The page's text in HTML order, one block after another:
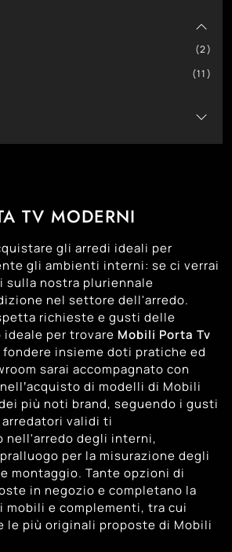
1
7
2
11
6
9
TV MODERNI
gli arredi ideali per
gli ambienti interni: se ci verrai
sulla nostra pluriennale
nel settore dell'arredo.
richieste e gusti delle
per trovare Mobili Porta Tv
fondere insieme doti pratiche ed
sarai accompagnato con
di modelli di Mobili
più noti brand, seguendo i gusti
validi ti
nell'arredo degli interni,
per la misurazione degli
montaggio. Tante opzioni di
in negozio e completano la
mobili e complementi, tra cui
le più originali proposte di Mobili